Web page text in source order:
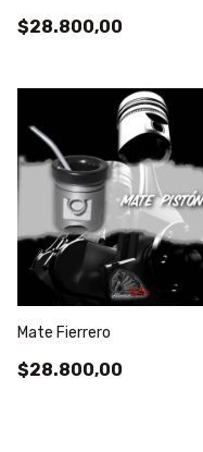
$28.800,00
Mate Fierrero
$28.800,00